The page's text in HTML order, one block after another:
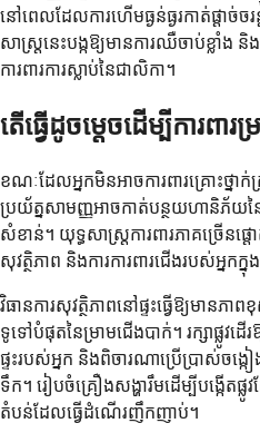
នៅពេលដែលការហើមធ្ងន់ធ្ងរកាត់ផ្តាច់ចរ
សាស្ត្រនេះបង្កឱ្យមានការឈឺចាប់ខ្លាំង និង
ការពារការស្លាប់នៃជាលិកា។
តើធ្វើដូចម្តេចដើម្បីការពារ
ខណៈដែលអ្នកមិនអាចការពារគ្រោះថ្នា
ប្រយ័ត្នសាមញ្ញអាចកាត់បន្ថយហានិភ័យន
សំខាន់។ យុទ្ធសាស្ត្រការពារភាគច្រើនផ្ត
សុវត្ថិភាព និងការការពារជើងរបស់អ្នក
វិធានការសុវត្ថិភាពនៅផ្ទះធ្វើឱ្យមានភា
ទូទៅបំផុតនៃម្រាមជើងបាក់។ រក្សាផ្លូវដើ
ផ្ទះរបស់អ្នក និងពិចារណាប្រើប្រាស់ចង្
ទឹក។ រៀបចំគ្រឿងសង្ហារឹមដើម្បីបង្កើត
តំបន់ដែលធ្វើដំណើរញឹកញាប់។